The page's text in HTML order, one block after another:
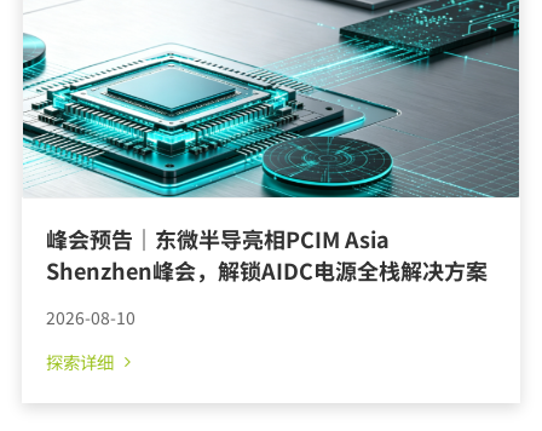
2021
2020
2018
2016
2014
2013
2012
2009
峰会预告｜东微半导亮相PCIM Asia
Shenzhen峰会，解锁AIDC电源全栈解决方案
2026-08-10